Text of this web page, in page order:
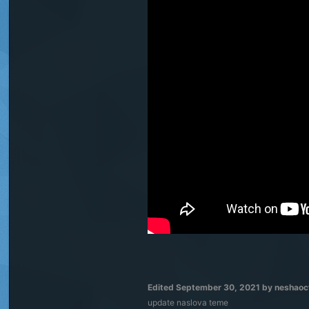
EditedSeptember 30, 2021 by
update naslova teme